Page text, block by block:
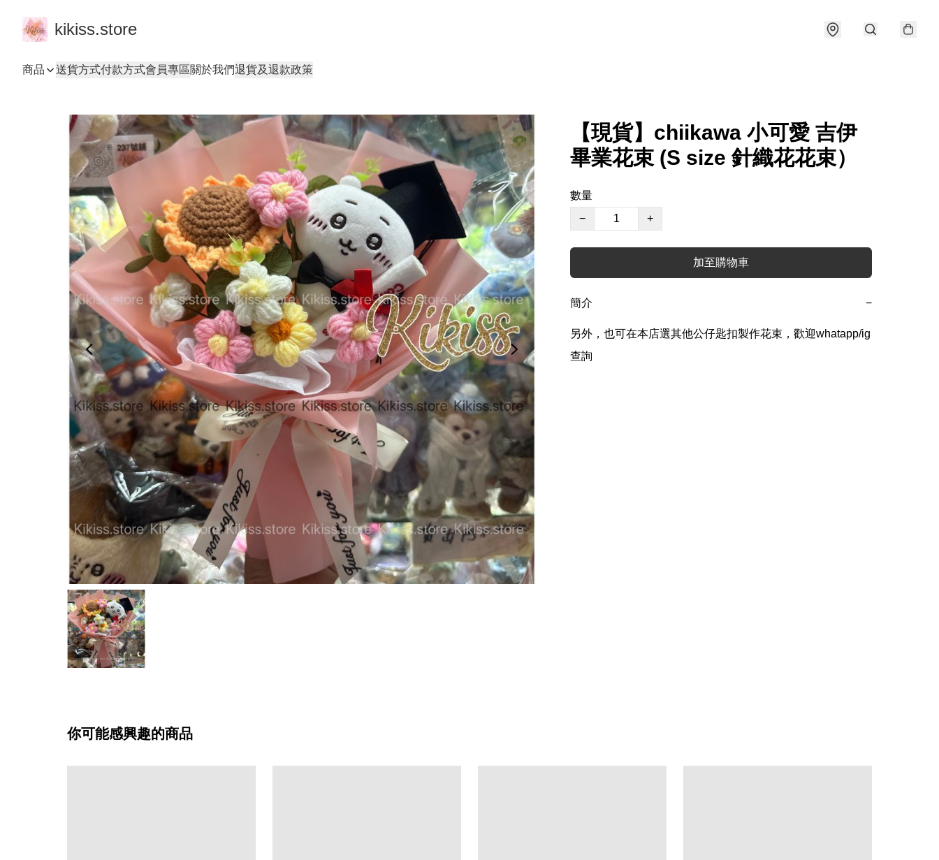
kikiss.store
商品 送貨方式付款方式會員專區關於我們退貨及退款政策
【現貨】chiikawa 小可愛 吉伊
畢業花束 (S size 針織花花束）
數量
−
+
加至購物車
簡介 −
另外，也可在本店選其他公仔匙扣製作花束，歡迎whatapp/ig
查詢
你可能感興趣的商品